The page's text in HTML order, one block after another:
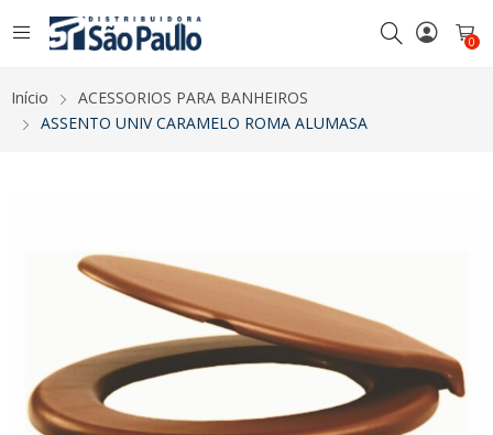
0
Início
ACESSORIOS PARA BANHEIROS
ASSENTO UNIV CARAMELO ROMA ALUMASA